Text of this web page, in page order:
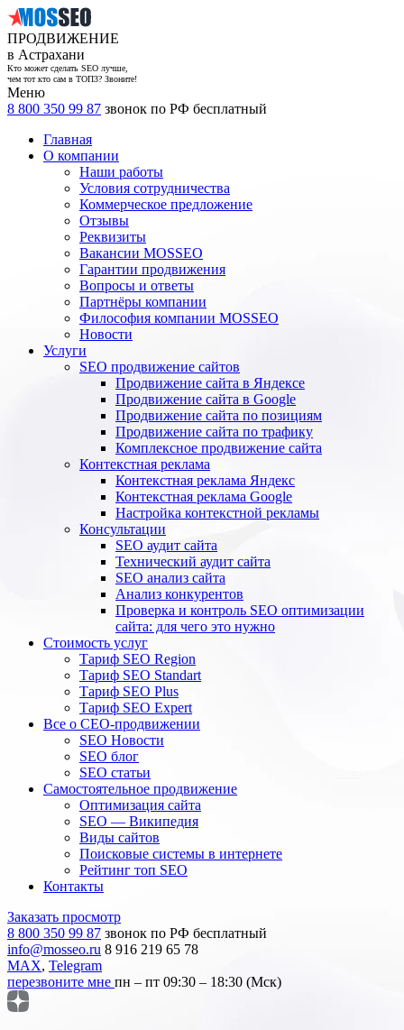
ПРОДВИЖЕНИЕ
в Астрахани
Кто может сделать SEO лучше,
чем тот кто сам в ТОП3? Звоните!
Меню
8 800 350 99 87 звонок по РФ бесплатный
Главная
О компании
Наши работы
Условия сотрудничества
Коммерческое предложение
Отзывы
Реквизиты
Вакансии MOSSEO
Гарантии продвижения
Вопросы и ответы
Партнёры компании
Философия компании MOSSEO
Новости
Услуги
SEO продвижение сайтов
Продвижение сайта в Яндексе
Продвижение сайта в Google
Продвижение сайта по позициям
Продвижение сайта по трафику
Комплексное продвижение сайта
Контекстная реклама
Контекстная реклама Яндекс
Контекстная реклама Google
Настройка контекстной рекламы
Консультации
SEO аудит сайта
Технический аудит сайта
SEO анализ сайта
Анализ конкурентов
Проверка и контроль SEO оптимизации
сайта: для чего это нужно
Стоимость услуг
Тариф SEO Region
Тариф SEO Standart
Тариф SEO Plus
Тариф SEO Expert
Все о СЕО-продвижении
SEO Новости
SEO блог
SEO статьи
Самостоятельное продвижение
Оптимизация сайта
SEO — Википедия
Виды сайтов
Поисковые системы в интернете
Рейтинг топ SEO
Контакты
Заказать просмотр
8 800 350 99 87 звонок по РФ бесплатный
info@mosseo.ru 8 916 219 65 78
MAX, Telegram
перезвоните мне пн – пт 09:30 – 18:30 (Мск)